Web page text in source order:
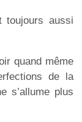
toujours aussi
quand même
de la
s’allume plus